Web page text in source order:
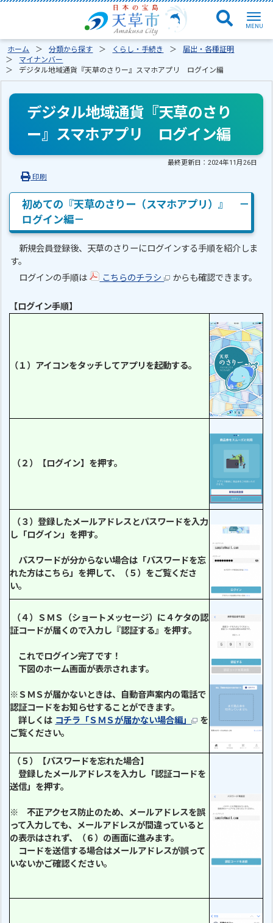
ホーム 分類から探す くらし・手続き
届出・各種証明
マイナンバー
デジタル地域通貨『天草のさりー』スマホアプリ ログイン編
デジタル地域通貨『天草のさり
ー』スマホアプリ ログイン編
最終更新日：2024年11月26日
印刷
初めての『天草のさりー（スマホアプリ）』 －
ログイン編－
新規会員登録後、天草のさりーにログインする手順を紹介しま
す。
ログインの手順は
こちらのチラシ からも確認できます。
【ログイン手順】
（１）アイコンをタッチしてアプリを起動する。
（２） 【ログイン】 を押す。
（３）登録したメールアドレスとパスワードを入力
し「ログイン」を押す。
パスワードが分からない場合は「パスワードを忘
れた方はこちら」を押して、（５）をご覧くださ
い。
（４）ＳＭＳ（ショートメッセージ）に４ケタの認
証コードが届くので入力し『認証する』を押す。
これでログイン完了です！
下図のホーム画面が表示されます。
※ＳＭＳが届かないときは、 自動音声案内の電話で
認証コードをお知らせすることができます。
詳しくは コチラ「ＳＭＳが届かない場合編」
を
ご覧ください。
（５）【パスワードを忘れた場合】
登録したメールアドレスを入力し「認証コードを
送信」を押す。
※ 不正アクセス防止のため、メールアドレスを誤
って入力しても、メールアドレスが間違っていると
の表示はされず、（６）の画面に進みます。
コードを送信する場合はメールアドレスが誤って
いないかご確認ください。